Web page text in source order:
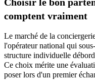
comptent vraiment
Le marché de la
l'opérateur national qui
structure individuelle
Ce choix mérite une
poser lors d'un premier